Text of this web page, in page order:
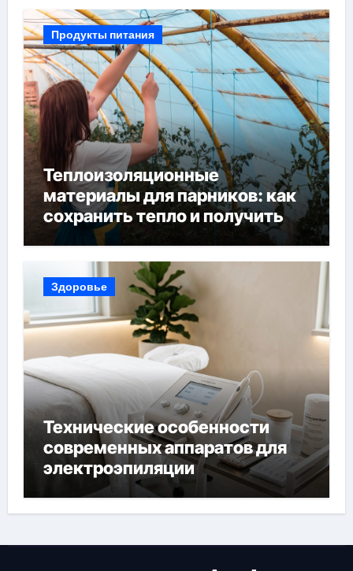
Продукты питания
Теплоизоляционные
материалы для парников: как
сохранить тепло и получить
богатый урожай
Здоровье
Технические особенности
современных аппаратов для
электроэпиляции